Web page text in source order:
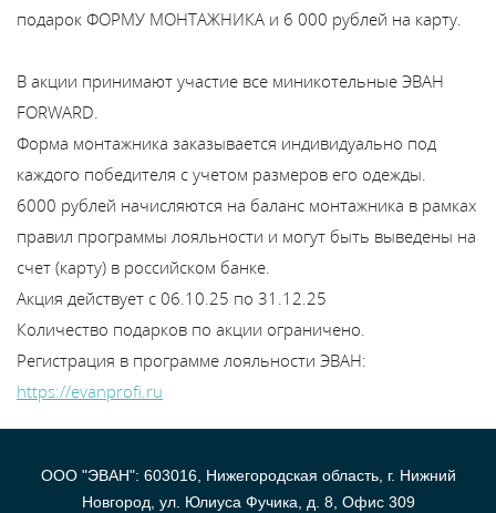
В
т
подарок ФОРМУ МОНТАЖНИКА и 6 000 рублей на карту.
В акции принимают участие все миникотельные ЭВАН
FORWARD.
Форма монтажника заказывается индивидуально под
каждого победителя с учетом размеров его одежды.
6000 рублей начисляются на баланс монтажника в рамках
правил программы лояльности и могут быть выведены на
счет (карту) в российском банке.
Акция действует c 06.10.25 по 31.12.25
Количество подарков по акции ограничено.
Регистрация в программе лояльности ЭВАН:
https://evanprofi.ru
ООО "ЭВАН": 603016, Нижегородская область, г. Нижний
Новгород, ул. Юлиуса Фучика, д. 8, Офис 309